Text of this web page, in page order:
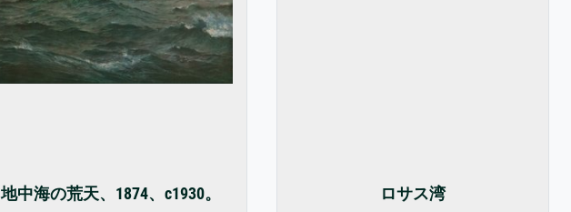
地中海の荒天、1874、c1930。 ロサス湾